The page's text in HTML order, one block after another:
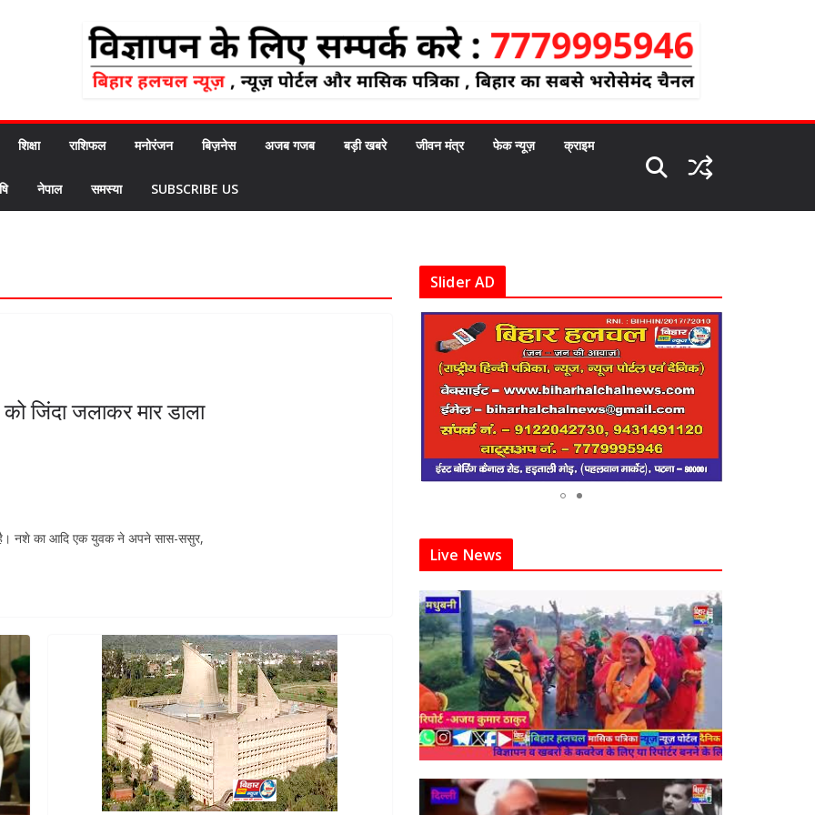
शिक्षा राशिफल मनोरंजन बिज़नेस अजब गजब बड़ी खबरे जीवन मंत्र फेक न्यूज़ क्राइम
नेपाल समस्या SUBSCRIBE US
जिंदा जलाकर मार डाला
है। नशे का आदि एक युवक ने अपने सास-ससुर,
Slider AD
Live News